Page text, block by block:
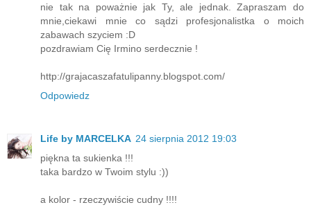
nie tak na poważnie jak Ty, ale jednak. Zapraszam do
mnie,ciekawi mnie co sądzi profesjonalistka o moich
zabawach szyciem :D
pozdrawiam Cię Irmino serdecznie !
http://grajacaszafatulipanny.blogspot.com/
Odpowiedz
Life by MARCELKA 24 sierpnia 2012 19:03
piękna ta sukienka !!!
taka bardzo w Twoim stylu :))
a kolor - rzeczywiście cudny !!!!